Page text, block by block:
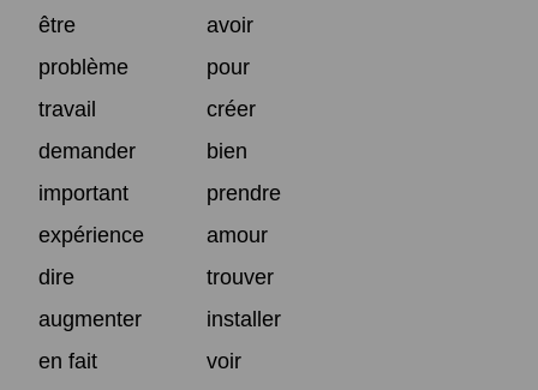
être
avoir
problème
pour
travail
créer
demander
bien
important
prendre
expérience
amour
dire
trouver
augmenter
installer
en fait
voir